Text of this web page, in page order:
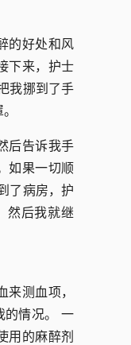
的好处和风
下来，护士
我挪到了手
后告诉我手
如果一切顺
了病房，护
然后我就继
测血项，
的情况。 一
用的麻醉剂